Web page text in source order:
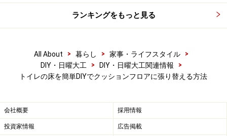
まずは床の掃除をします。地味な作業ですが、意外と重
要。特に壁際の隙間のホコリなども掃除機で念入りにお
ラ拭きもおこないます。
ホコリや洗剤が残っていると剥がれの原因になります。
2. 型紙をつくる
ランキングをもっと見る
All About > 暮らし > 家事・ライフスタイル
>
DIY・日曜大工
> DIY・日曜大工関連情報
>
トイレの床を簡単DIYでクッションフロアに張り替える方法
会社概要 採用情報
投資家情報 広告掲載